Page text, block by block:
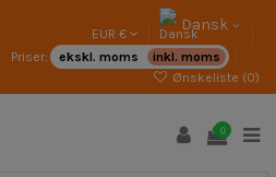
EUR € Dansk
Priser: ekskl. moms
inkl. moms
Ønskeliste (0)
0